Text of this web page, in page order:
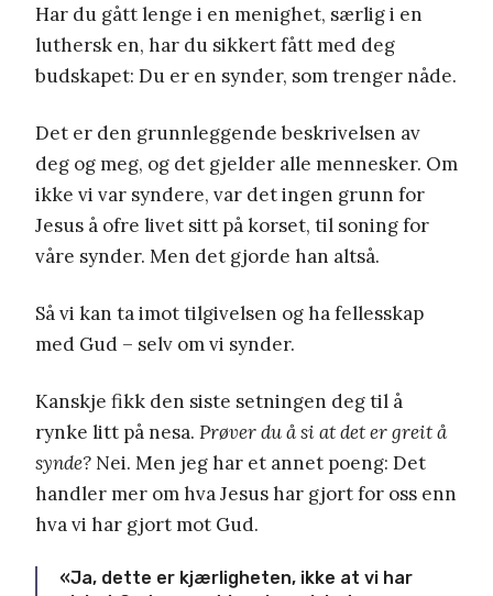
Har du gått lenge i en menighet, særlig i en
luthersk en, har du sikkert fått med deg
budskapet: Du er en synder, som trenger nåde.
Det er den grunnleggende beskrivelsen av
deg og meg, og det gjelder alle mennesker. Om
ikke vi var syndere, var det ingen grunn for
Jesus å ofre livet sitt på korset, til soning for
våre synder. Men det gjorde han altså.
Så vi kan ta imot tilgivelsen og ha fellesskap
med Gud – selv om vi synder.
Kanskje fikk den siste setningen deg til å
rynke litt på nesa. Prøver du å si at det er greit å
synde? Nei. Men jeg har et annet poeng: Det
handler mer om hva Jesus har gjort for oss enn
hva vi har gjort mot Gud.
«Ja, dette er kjærligheten, ikke at vi har